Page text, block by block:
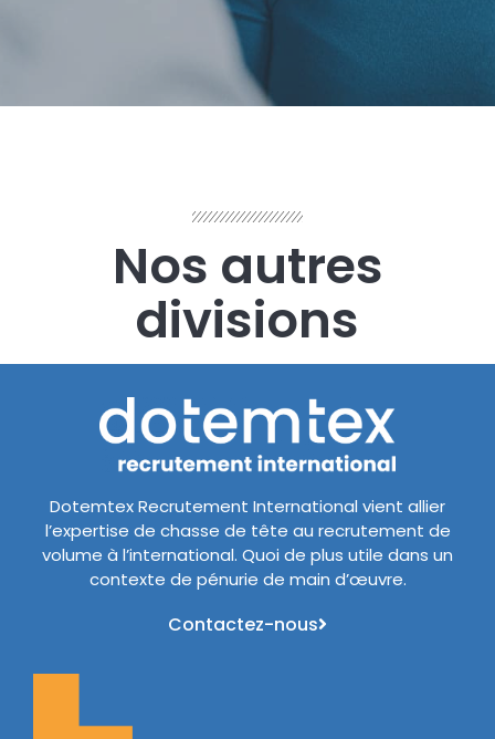
Nos autres
divisions
Dotemtex Recrutement International vient allier
l’expertise de chasse de tête au recrutement de
volume à l’international. Quoi de plus utile dans un
contexte de pénurie de main d’œuvre.
Contactez-nous